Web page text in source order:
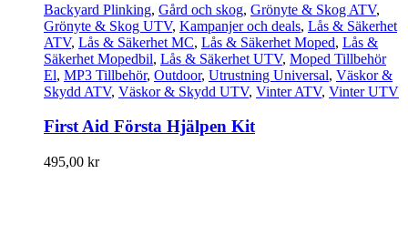
Backyard Plinking, Gård och skog, Grönyte & Skog ATV,
Grönyte & Skog UTV, Kampanjer och deals, Lås & Säkerhet
ATV, Lås & Säkerhet MC, Lås & Säkerhet Moped, Lås &
Säkerhet Mopedbil, Lås & Säkerhet UTV, Moped Tillbehör
El, MP3 Tillbehör, Outdoor, Utrustning Universal, Väskor &
Skydd ATV, Väskor & Skydd UTV, Vinter ATV, Vinter UTV
First Aid Första Hjälpen Kit
495,00 kr